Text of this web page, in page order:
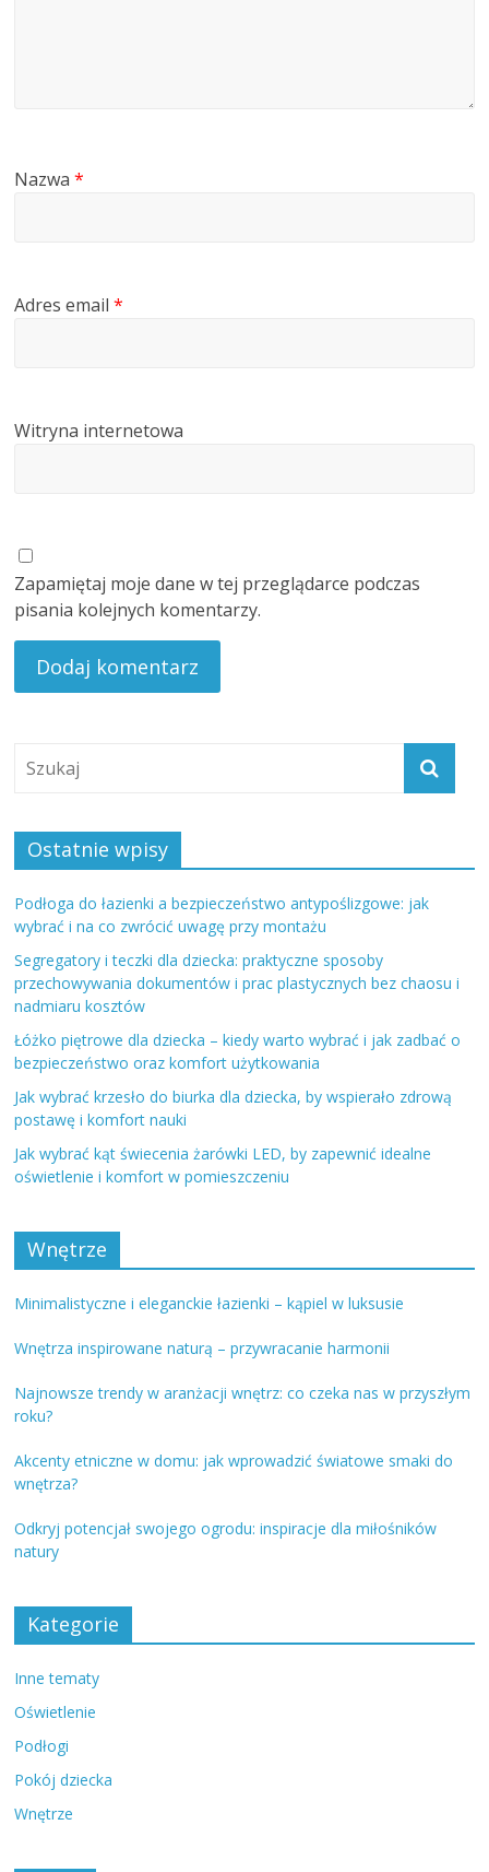
Nazwa*
Adres email*
Witryna internetowa
Zapamiętaj moje dane w tej przeglądarce podczas
pisania kolejnych komentarzy.
Ostatnie wpisy
Podłoga do łazienki a bezpieczeństwo antypoślizgowe: jak
wybrać i na co zwrócić uwagę przy montażu
Segregatory i teczki dla dziecka: praktyczne sposoby
przechowywania dokumentów i prac plastycznych bez chaosu i
nadmiaru kosztów
Łóżko piętrowe dla dziecka – kiedy warto wybrać i jak zadbać o
bezpieczeństwo oraz komfort użytkowania
Jak wybrać krzesło do biurka dla dziecka, by wspierało zdrową
postawę i komfort nauki
Jak wybrać kąt świecenia żarówki LED, by zapewnić idealne
oświetlenie i komfort w pomieszczeniu
Wnętrze
Minimalistyczne i eleganckie łazienki – kąpiel w luksusie
Wnętrza inspirowane naturą – przywracanie harmonii
Najnowsze trendy w aranżacji wnętrz: co czeka nas w przyszłym
roku?
Akcenty etniczne w domu: jak wprowadzić światowe smaki do
wnętrza?
Odkryj potencjał swojego ogrodu: inspiracje dla miłośników
natury
Kategorie
Inne tematy
Oświetlenie
Podłogi
Pokój dziecka
Wnętrze